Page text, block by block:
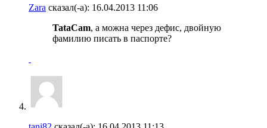
Zara сказал(-а): 16.04.2013 11:06
TataCam, а можна через дефис, двойную
фамилию писать в паспорте?